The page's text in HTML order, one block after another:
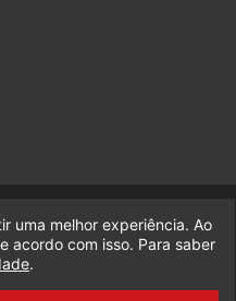
uma empresa da Legado
uma melhor experiência. Ao
acordo com isso. Para saber
.